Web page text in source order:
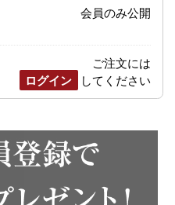
会員のみ公開
ご注文には
ログイン
してください